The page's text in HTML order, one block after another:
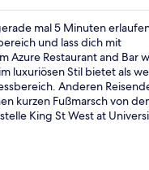
mal 5 Minuten
und lass dich mit
Azure Restaurant and Bar
luxuriösen Stil bietet als
Anderen
kurzen Fußmarsch von
King St West at